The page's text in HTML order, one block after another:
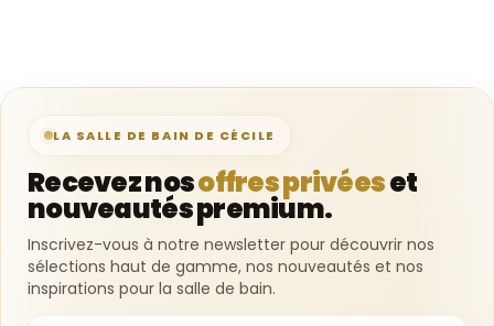
LA SALLE DE BAIN DE CÉCILE
Recevez nosoffres privéeset
nouveautés premium.
Inscrivez-vous à notre newsletter pour découvrir nos
sélections haut de gamme, nos nouveautés et nos
inspirations pour la salle de bain.